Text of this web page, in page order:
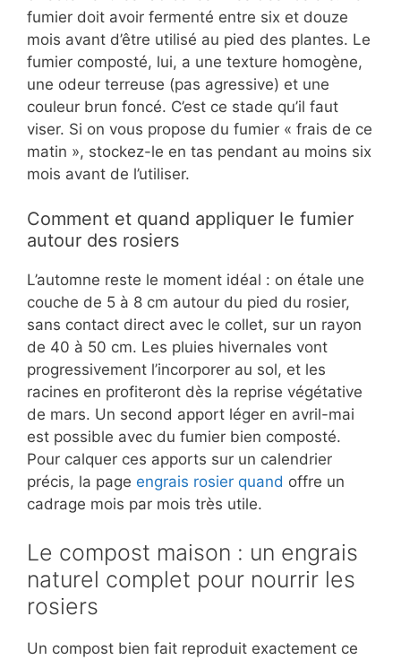
fumier doit avoir fermenté entre six et douze
mois avant d’être utilisé au pied des plantes. Le
fumier composté, lui, a une texture homogène,
une odeur terreuse (pas agressive) et une
couleur brun foncé. C’est ce stade qu’il faut
viser. Si on vous propose du fumier « frais de ce
matin », stockez-le en tas pendant au moins six
mois avant de l’utiliser.
Comment et quand appliquer le fumier
autour des rosiers
L’automne reste le moment idéal : on étale une
couche de 5 à 8 cm autour du pied du rosier,
sans contact direct avec le collet, sur un rayon
de 40 à 50 cm. Les pluies hivernales vont
progressivement l’incorporer au sol, et les
racines en profiteront dès la reprise végétative
de mars. Un second apport léger en avril-mai
est possible avec du fumier bien composté.
Pour calquer ces apports sur un calendrier
précis, la page engrais rosier quand offre un
cadrage mois par mois très utile.
Le compost maison : un engrais
naturel complet pour nourrir les
rosiers
Un compost bien fait reproduit exactement ce